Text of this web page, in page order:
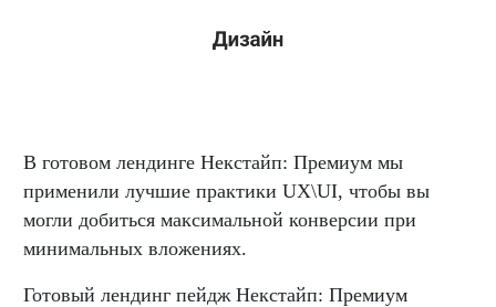
В готовом лендинге Некстайп: Премиум мы
применили лучшие практики UX\UI, чтобы вы
могли добиться максимальной конверсии при
минимальных вложениях.
Готовый лендинг пейдж Некстайп: Премиум